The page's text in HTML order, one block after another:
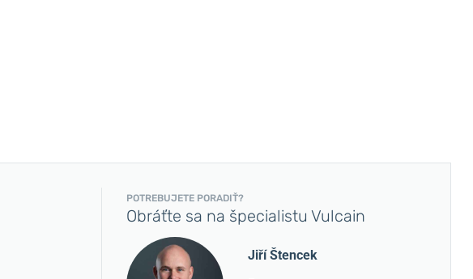
POTREBUJETE PORADIŤ?
Obráťte sa na špecialistu Vulcain
Jiří Štencek